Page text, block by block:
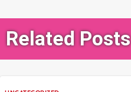
색
Related Posts